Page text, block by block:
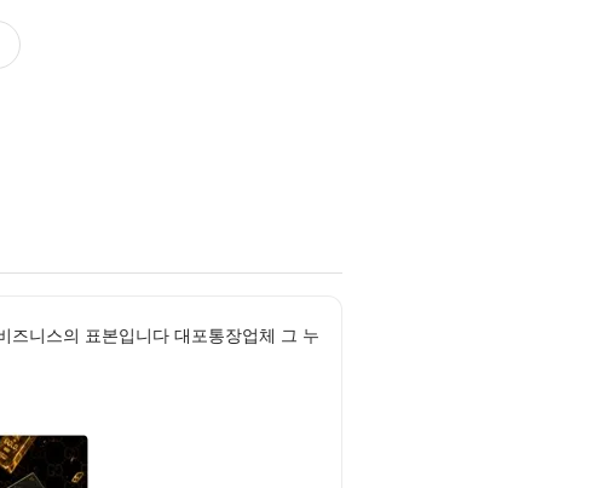
즈니스의 표본입니다 대포통장업체 그 누